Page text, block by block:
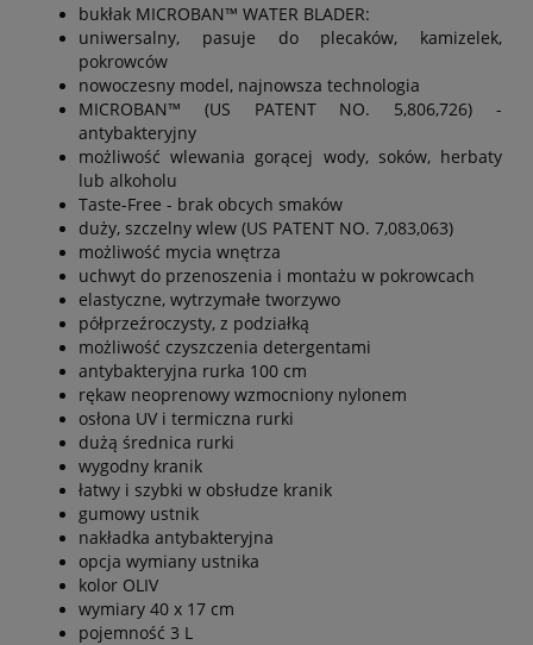
bukłak MICROBAN™ WATER BLADER:
uniwersalny, pasuje do plecaków, kamizelek,
pokrowców
nowoczesny model, najnowsza technologia
MICROBAN™ (US PATENT NO. 5,806,726) -
antybakteryjny
możliwość wlewania gorącej wody, soków, herbaty
lub alkoholu
Taste-Free - brak obcych smaków
duży, szczelny wlew (US PATENT NO. 7,083,063)
możliwość mycia wnętrza
uchwyt do przenoszenia i montażu w pokrowcach
elastyczne, wytrzymałe tworzywo
półprzeźroczysty, z podziałką
możliwość czyszczenia detergentami
antybakteryjna rurka 100 cm
rękaw neoprenowy wzmocniony nylonem
osłona UV i termiczna rurki
dużą średnica rurki
wygodny kranik
łatwy i szybki w obsłudze kranik
gumowy ustnik
nakładka antybakteryjna
opcja wymiany ustnika
kolor OLIV
wymiary 40 x 17 cm
pojemność 3 L